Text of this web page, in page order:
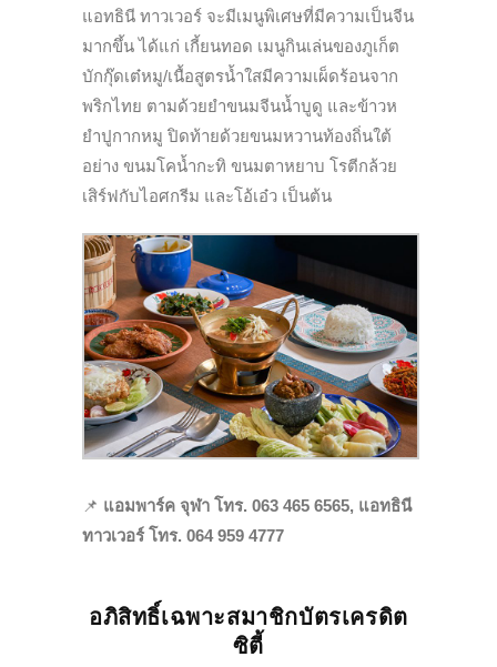
แอทธินี ทาวเวอร์ จะมีเมนูพิเศษที่มีความเป็นจีน
มากขึ้น ได้แก่ เกี้ยนทอด เมนูกินเล่นของภูเก็ต
บักกุ๊ดเต๋หมู/เนื้อสูตรน้ำใสมีความเผ็ดร้อนจาก
พริกไทย ตามด้วยยำขนมจีนน้ำบูดู และข้าวห
ยำปูกากหมู ปิดท้ายด้วยขนมหวานท้องถิ่นใต้
อย่าง ขนมโคน้ำกะทิ ขนมตาหยาบ โรตีกล้วย
เสิร์ฟกับไอศกรีม และโอ้เอ๋ว เป็นต้น
📌 แอมพาร์ค จุฬา โทร. 063 465 6565, แอทธินี
ทาวเวอร์ โทร. 064 959 4777
อภิสิทธิ์เฉพาะสมาชิกบัตรเครดิต
ซิตี้